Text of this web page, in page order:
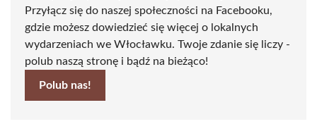
Przyłącz się do naszej społeczności na Facebooku,
gdzie możesz dowiedzieć się więcej o lokalnych
wydarzeniach we Włocławku. Twoje zdanie się liczy -
polub naszą stronę i bądź na bieżąco!
Polub nas!